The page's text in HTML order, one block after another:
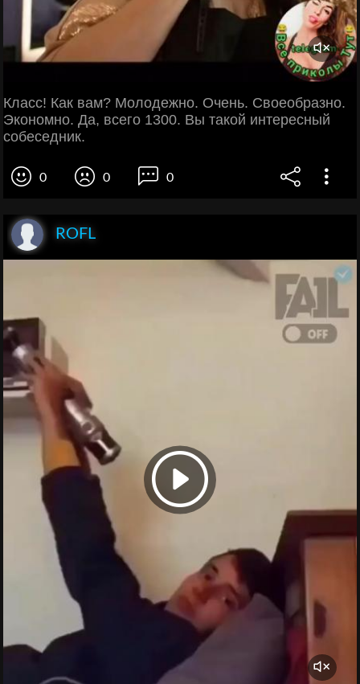
Класс! Как вам? Молодежно. Очень. Своеобразно.
Экономно. Да, всего 1300. Вы такой интересный
собеседник.
0 0 0
ROFL